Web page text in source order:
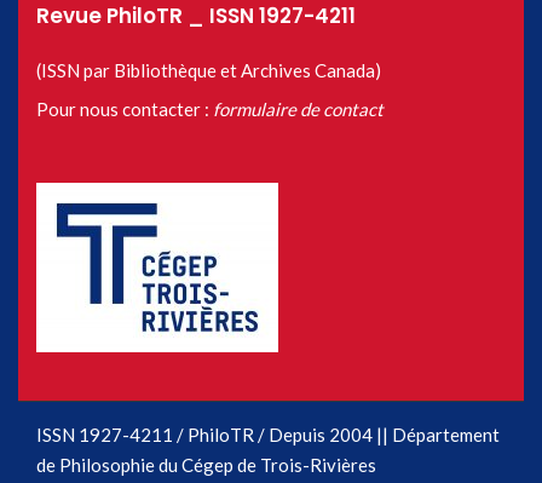
Revue PhiloTR _ ISSN 1927-4211
(ISSN par Bibliothèque et Archives Canada)
Pour nous contacter : formulaire de contact
ISSN 1927-4211 / PhiloTR / Depuis 2004 || Département
de Philosophie du Cégep de Trois-Rivières